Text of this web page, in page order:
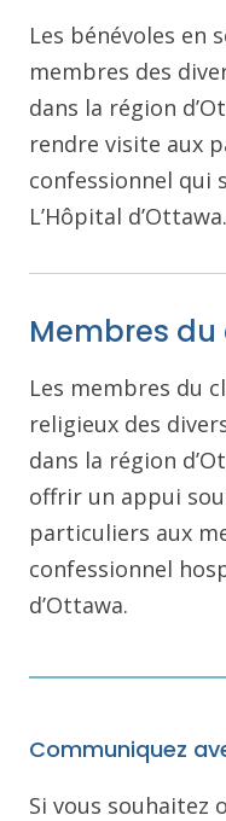
Les bénévoles en
membres des
dans la région
rendre visite aux
confessionnel qui
L’Hôpital d’Ottawa.
Membres du
Les membres du
religieux des
dans la région
offrir un appui
particuliers aux
confessionnel
d’Ottawa.
Communiquez
Si vous souhaitez